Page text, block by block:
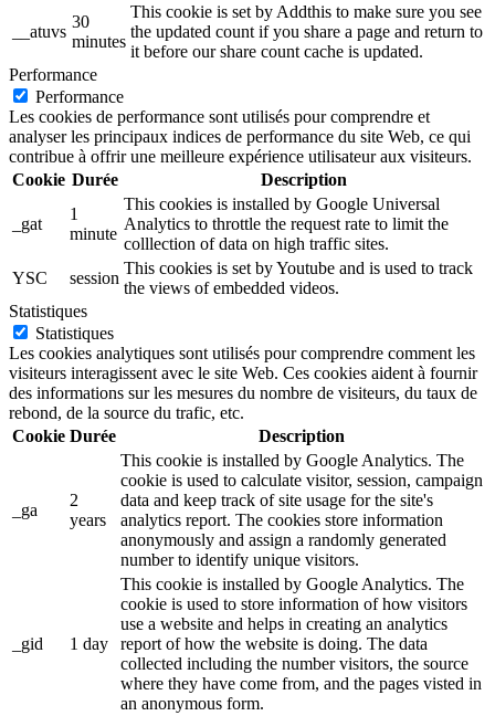
__atuvs
30
minutes
This cookie is set by Addthis to make sure you see
the updated count if you share a page and return to
it before our share count cache is updated.
Performance
Performance
Les cookies de performance sont utilisés pour comprendre et
analyser les principaux indices de performance du site Web, ce qui
contribue à offrir une meilleure expérience utilisateur aux visiteurs.
Cookie Durée Description
_gat
1
minute
This cookies is installed by Google Universal
Analytics to throttle the request rate to limit the
colllection of data on high traffic sites.
YSC
session
This cookies is set by Youtube and is used to track
the views of embedded videos.
Statistiques
Statistiques
Les cookies analytiques sont utilisés pour comprendre comment les
visiteurs interagissent avec le site Web. Ces cookies aident à fournir
des informations sur les mesures du nombre de visiteurs, du taux de
rebond, de la source du trafic, etc.
Cookie Durée Description
_ga
2
years
This cookie is installed by Google Analytics. The
cookie is used to calculate visitor, session, campaign
data and keep track of site usage for the site's
analytics report. The cookies store information
anonymously and assign a randomly generated
number to identify unique visitors.
_gid 1 day
This cookie is installed by Google Analytics. The
cookie is used to store information of how visitors
use a website and helps in creating an analytics
report of how the website is doing. The data
collected including the number visitors, the source
where they have come from, and the pages visted in
an anonymous form.